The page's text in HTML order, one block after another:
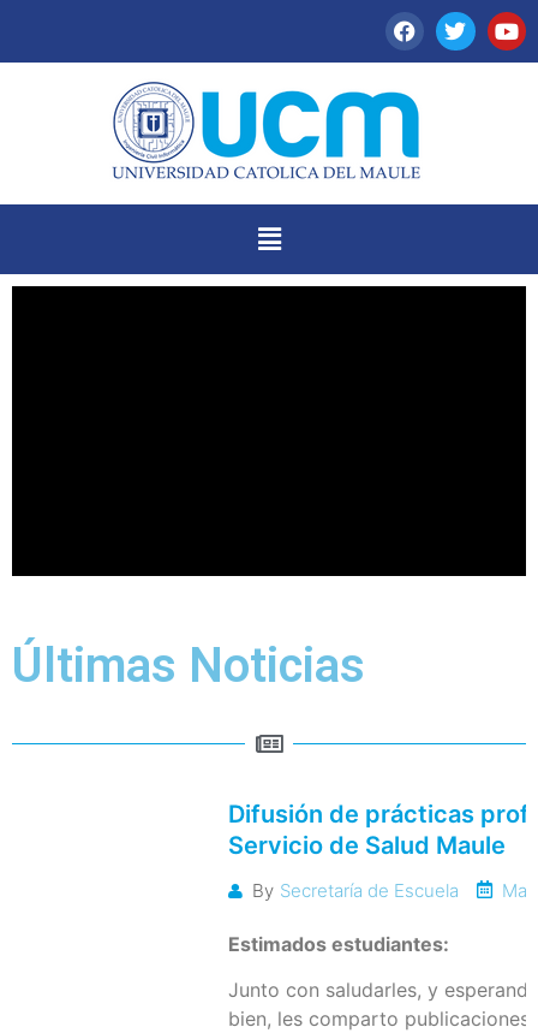
Últimas Noticias
Difusión de prácticas
Servicio de Salud Maule
By Secretaría de Escuela
Estimados estudiantes:
Junto con saludarles, y
bien, les comparto publicaciones